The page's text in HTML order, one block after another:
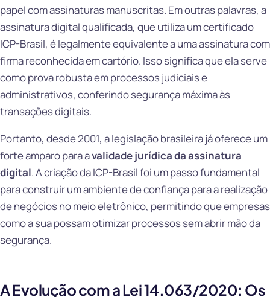
papel com assinaturas manuscritas. Em outras palavras, a
assinatura digital qualificada, que utiliza um certificado
ICP-Brasil, é legalmente equivalente a uma assinatura com
firma reconhecida em cartório. Isso significa que ela serve
como prova robusta em processos judiciais e
administrativos, conferindo segurança máxima às
transações digitais.
Portanto, desde 2001, a legislação brasileira já oferece um
forte amparo para avalidade jurídica da assinatura
digital. A criação da ICP-Brasil foi um passo fundamental
para construir um ambiente de confiança para a realização
de negócios no meio eletrônico, permitindo que empresas
como a sua possam otimizar processos sem abrir mão da
segurança.
A Evolução com a Lei 14.063/2020: Os